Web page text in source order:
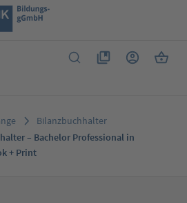
Du hast 0 Produkte
Bilanzbuchhalter
– Bachelor Professional in
+ Print